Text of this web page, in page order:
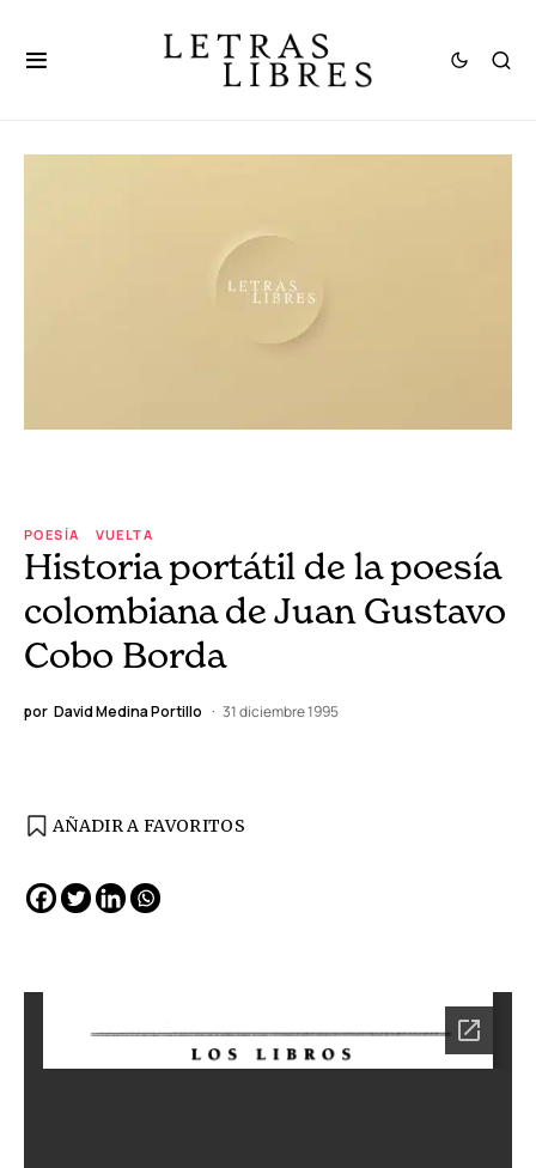
POESÍA VUELTA
Historia portátil de la poesía
colombiana de Juan Gustavo
Cobo Borda
por David Medina Portillo 31 diciembre 1995
AÑADIR A FAVORITOS